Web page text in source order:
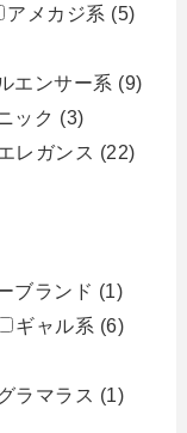
アメカジ系 (5)
エンサー系 (9)
ック (3)
レガンス (22)
ブランド (1)
ギャル系 (6)
ラマラス (1)